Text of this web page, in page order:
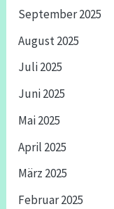
September 2025
August 2025
Juli 2025
Juni 2025
Mai 2025
April 2025
März 2025
Februar 2025